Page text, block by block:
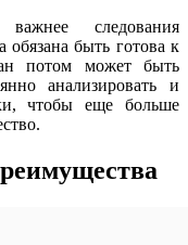
следования
обязана быть готова к
потом может быть
анализировать и
чтобы еще больше